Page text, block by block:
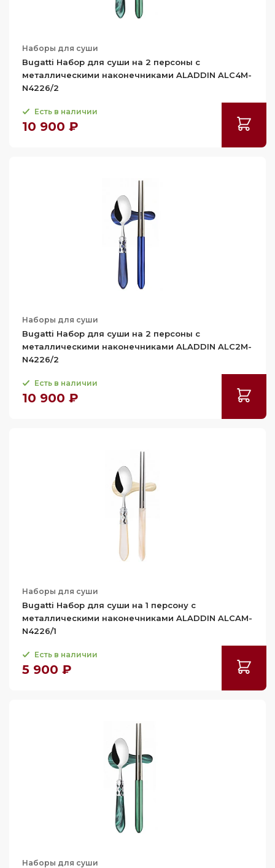
Наборы для суши
Bugatti Набор для суши на 2 персоны с
металлическими наконечниками ALADDIN ALC4M-
N4226/2
Есть в наличии
10 900 ₽
Наборы для суши
Bugatti Набор для суши на 2 персоны с
металлическими наконечниками ALADDIN ALC2M-
N4226/2
Есть в наличии
10 900 ₽
Наборы для суши
Bugatti Набор для суши на 1 персону с
металлическими наконечниками ALADDIN ALCAM-
N4226/1
Есть в наличии
5 900 ₽
Наборы для суши